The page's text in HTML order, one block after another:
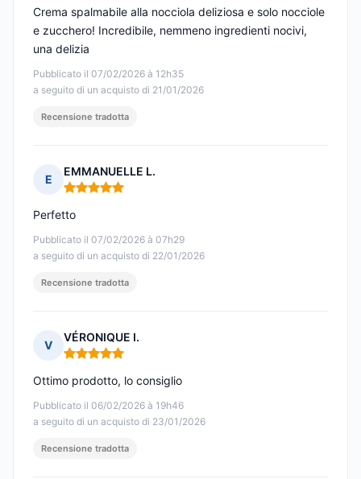
Pubblicato il 07/02/2026 à 12h35
a seguito di un acquisto di 21/01/2026
Crema spalmabile alla nocciola deliziosa e solo nocciole
e zucchero! Incredibile, nemmeno ingredienti nocivi,
una delizia
Recensione tradotta
E
EMMANUELLE L.
Nota: 5 su 5
Pubblicato il 07/02/2026 à 07h29
a seguito di un acquisto di 22/01/2026
Perfetto
Recensione tradotta
V
VÉRONIQUE I.
Nota: 5 su 5
Pubblicato il 06/02/2026 à 19h46
a seguito di un acquisto di 23/01/2026
Ottimo prodotto, lo consiglio
Recensione tradotta